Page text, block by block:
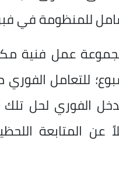
للمنظومة في فبراير
عمل فنية
للتعامل
الفوري لحل
عن المتابعة